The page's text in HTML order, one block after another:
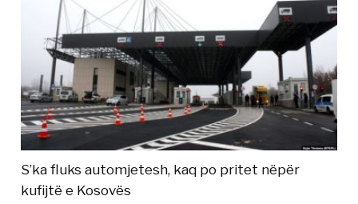
S’ka fluks automjetesh, kaq po pritet nëpër
kufijtë e Kosovës